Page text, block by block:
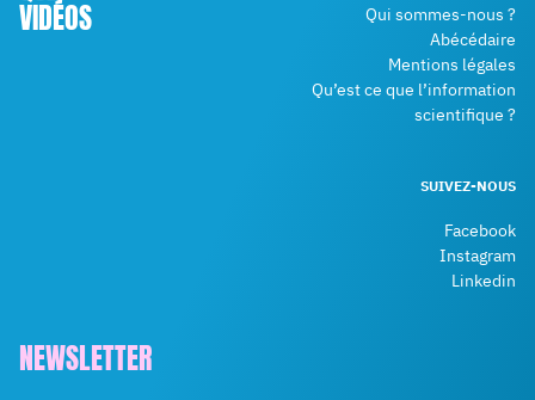
VIDÉOS
Qui sommes-nous ?
Abécédaire
Mentions légales
Qu’est ce que l’information
scientifique ?
SUIVEZ-NOUS
Facebook
Instagram
Linkedin
NEWSLETTER